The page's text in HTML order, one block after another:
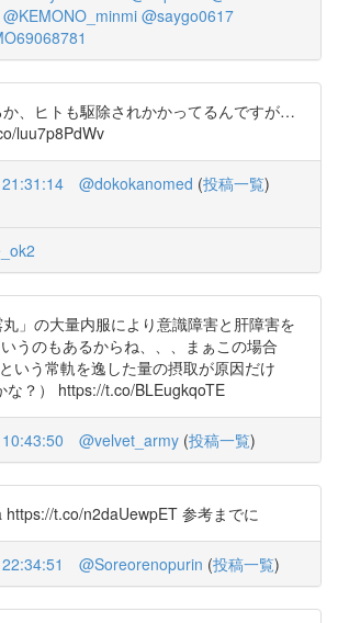
@KEMONO_minmi @saygo0617
、ヒトも駆除されかかってるんですが…
luu7p8PdWv
@dokokanomed (投稿一覧)
」の大量内服により意識障害と肝障害を
うのもあるからね、、、まぁこの場合
いう常軌を逸した量の摂取が原因だけ
な？） https://t.co/BLEugkqoTE
@velvet_army (投稿一覧)
t.co/n2daUewpET 参考までに
@Soreorenopurin (投稿一覧)